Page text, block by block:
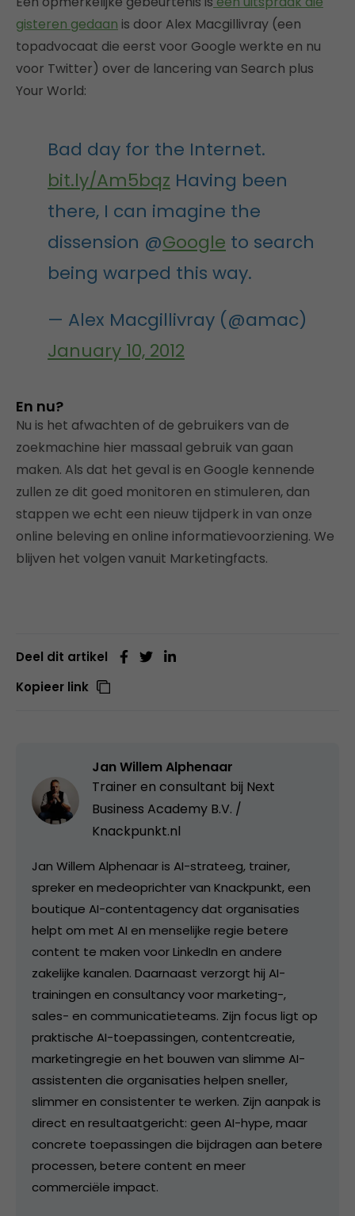
gisteren gedaan is door Alex Macgillivray (een
topadvocaat die eerst voor Google werkte en nu
voor Twitter) over de lancering van Search plus
Your World:
Bad day for the Internet.
bit.ly/Am5bqz Having been
there, I can imagine the
dissension @Google to search
being warped this way.
— Alex Macgillivray (@amac)
January 10, 2012
En nu?
Nu is het afwachten of de gebruikers van de
zoekmachine hier massaal gebruik van gaan
maken. Als dat het geval is en Google kennende
zullen ze dit goed monitoren en stimuleren, dan
stappen we echt een nieuw tijdperk in van onze
online beleving en online informatievoorziening. We
blijven het volgen vanuit Marketingfacts.
Deel dit artikel
Kopieer link
Jan Willem Alphenaar
Trainer en consultant bij Next
Business Academy B.V. /
Knackpunkt.nl
Jan Willem Alphenaar is AI-strateeg, trainer,
spreker en medeoprichter van Knackpunkt, een
boutique AI-contentagency dat organisaties
helpt om met AI en menselijke regie betere
content te maken voor LinkedIn en andere
zakelijke kanalen. Daarnaast verzorgt hij AI-
trainingen en consultancy voor marketing-,
sales- en communicatieteams. Zijn focus ligt op
praktische AI-toepassingen, contentcreatie,
marketingregie en het bouwen van slimme AI-
assistenten die organisaties helpen sneller,
slimmer en consistenter te werken. Zijn aanpak is
direct en resultaatgericht: geen AI-hype, maar
concrete toepassingen die bijdragen aan betere
processen, betere content en meer
commerciële impact.